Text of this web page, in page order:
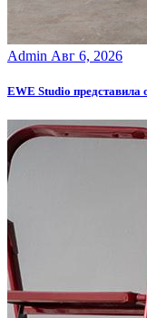
Admin Авг 6, 2026
EWE Studio